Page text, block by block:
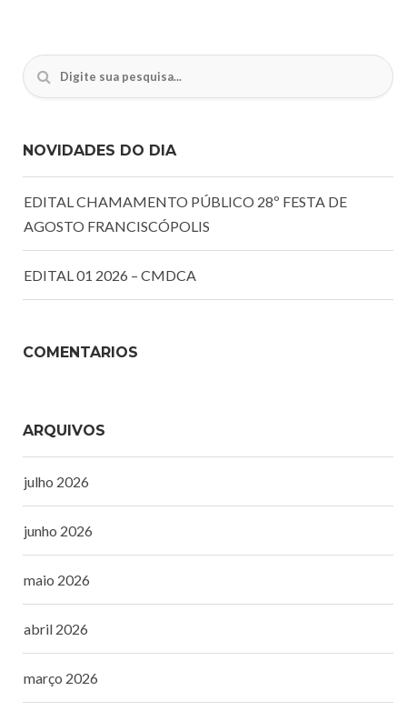
NOVIDADES DO DIA
EDITAL CHAMAMENTO PÚBLICO 28º FESTA DE
AGOSTO FRANCISCÓPOLIS
EDITAL 01 2026 – CMDCA
COMENTÁRIOS
ARQUIVOS
julho 2026
junho 2026
maio 2026
abril 2026
março 2026